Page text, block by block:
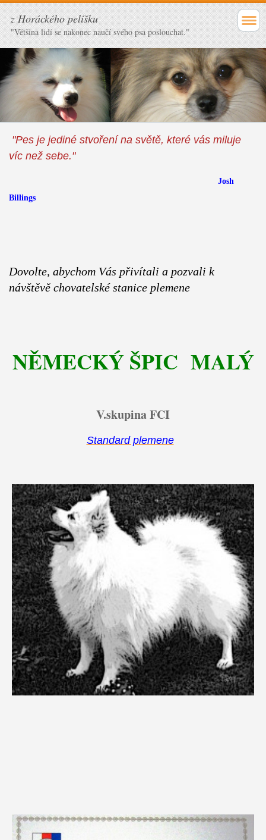
z Horáckého pelíšku
"Většina lidí se nakonec naučí svého psa poslouchat."
"Pes je jediné stvoření na světě, které vás miluje
víc než sebe."
Josh
Billings
Dovolte, abychom Vás přivítali a pozvali k
návštěvě chovatelské stanice plemene
NĚMECKÝ ŠPIC MALÝ
V.skupina FCI
Standard plemene